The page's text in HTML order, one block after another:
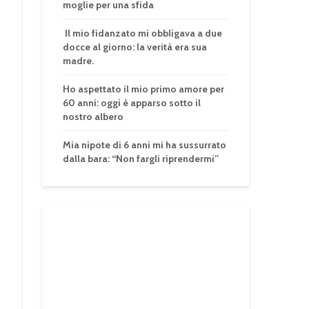
moglie per una sfida
Il mio fidanzato mi obbligava a due
docce al giorno: la verità era sua
madre.
Ho aspettato il mio primo amore per
60 anni: oggi è apparso sotto il
nostro albero
Mia nipote di 6 anni mi ha sussurrato
dalla bara: “Non fargli riprendermi”